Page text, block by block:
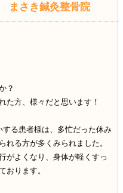
さき鍼灸整骨院
？
た方、様々だと思います！
る患者様は、多忙だった休み
れる方が多くみられました。
がよくなり、身体が軽くすっ
おります。